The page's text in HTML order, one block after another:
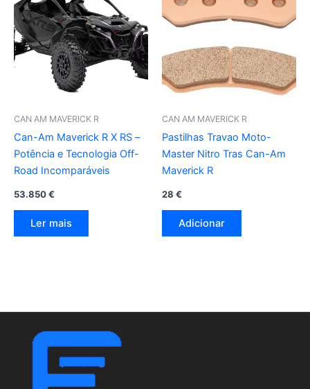
CAN AM MAVERICK R
Can-Am Maverick R X RS –
Potência e Tecnologia Off-
Road Incomparáveis
53.850€
Ler mais
CAN AM MAVERICK R
Pastilhas Travao Moto-
Master Nitro Tras Can-Am
Maverick R
28 €
Adicionar